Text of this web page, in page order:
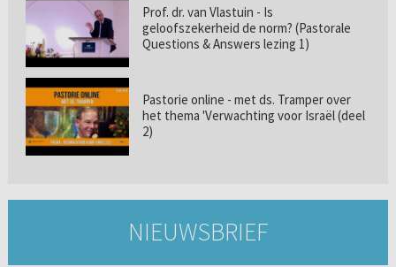
Prof. dr. van Vlastuin - Is
geloofszekerheid de norm? (Pastorale
Questions & Answers lezing 1)
Pastorie online - met ds. Tramper over
het thema 'Verwachting voor Israël (deel
2)
NIEUWSBRIEF